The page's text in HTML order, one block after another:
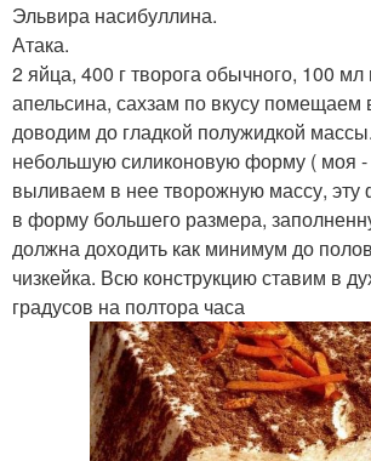
Эльвира насибуллина.
Атака.
2 яйца, 400 г творога обычного, 100
апельсина, сахзам по вкусу
доводим до гладкой полужидкой
небольшую силиконовую форму ( моя -
выливаем в нее творожную массу,
в форму большего размера,
должна доходить как минимум до
чизкейка. Всю конструкцию ставим в
градусов на полтора часа